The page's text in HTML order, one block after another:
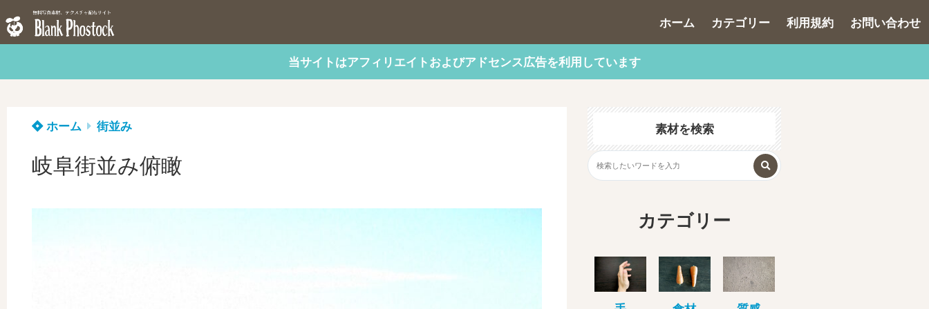
ホーム カテゴリー 利用規約 お問い合わせ
当サイトはアフィリエイトおよびアドセンス広告を利用しています
ホーム 街並み
岐阜街並み俯瞰
素材を検索
カテゴリー